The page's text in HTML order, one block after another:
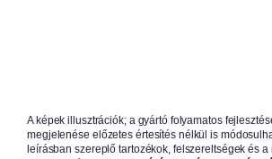
A képek illusztrációk; a gyártó folyamatos
megjelenése előzetes értesítés nélkül is
leírásban szereplő tartozékok, felszereltségek és